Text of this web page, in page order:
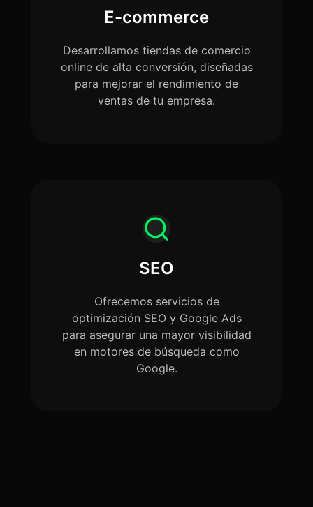
E-commerce
Desarrollamos tiendas de comercio
online de alta conversión, diseñadas
para mejorar el rendimiento de
ventas de tu empresa.
SEO
Ofrecemos servicios de
optimización SEO y Google Ads
para asegurar una mayor visibilidad
en motores de búsqueda como
Google.